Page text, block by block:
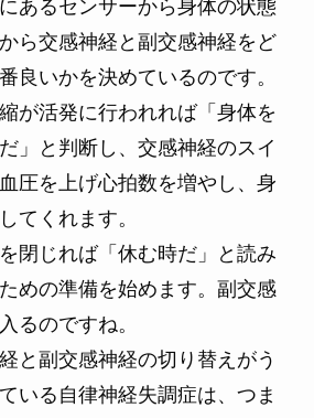
あるセンサーから身体の状態
ら交感神経と副交感神経をど
良いかを決めているのです。
が活発に行われれば「身体を
」と判断し、交感神経のスイ
圧を上げ心拍数を増やし、身
てくれます。
閉じれば「休む時だ」と読み
めの準備を始めます。副交感
るのですね。
と副交感神経の切り替えがう
いる自律神経失調症は、つま